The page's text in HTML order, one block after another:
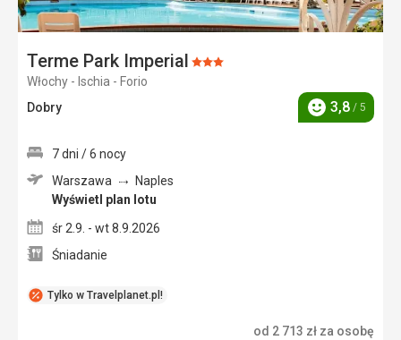
Terme Park Imperial Ocena:
Włochy - Ischia - Forio
Dobry
Ocena
3,8 / 5
Tylko w Travelplanet.pl!
7 dni / 6 nocy
Warszawa
Naples
Wyświetl plan lotu
śr 2.9. - wt 8.9.2026
Śniadanie
od 2 713 zł za osobę